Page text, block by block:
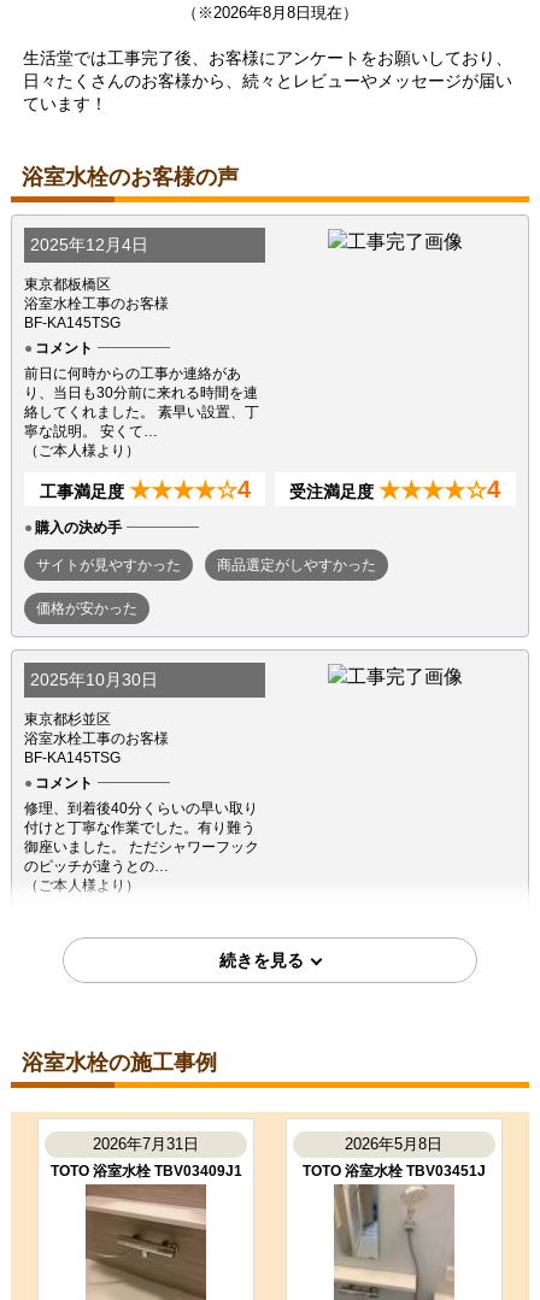
（※2026年8月8日現在）
生活堂では工事完了後、お客様にアンケートをお願いしており、
日々たくさんのお客様から、続々とレビューやメッセージが届い
ています！
浴室水栓のお客様の声
2025年12月4日
東京都板橋区
浴室水栓工事のお客様
BF-KA145TSG
コメント
前日に何時からの工事か連絡があ
り、当日も30分前に来れる時間を連
絡してくれました。 素早い設置、丁
寧な説明。 安くて…
（ご本人様より）
工事満足度 ★★★★☆4 受注満足度 ★★★★☆4
購入の決め手
サイトが見やすかった 商品選定がしやすかった
価格が安かった
2025年10月30日
東京都杉並区
浴室水栓工事のお客様
BF-KA145TSG
コメント
修理、到着後40分くらいの早い取り
付けと丁寧な作業でした。有り難う
御座いました。 ただシャワーフック
のピッチが違うとの…
（ご本人様より）
購入の決め手
2025年8月13日
東京都世田谷区
浴室水栓工事のお客様
BF-KA147TSL
コメント
職人さんがテキパキと作業してくだ
さり、あっという間に新しいシャワ
ー水栓になりました。デザインもス
タイリッシュで気に入って…
（ご本人様より）
浴室水栓の施工事例
2026年7月31日
TOTO 浴室水栓 TBV03409J1
2026年5月8日
TOTO 浴室水栓 TBV03451J